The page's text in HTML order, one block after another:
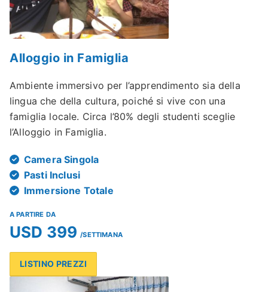
Alloggio in Famiglia
Ambiente immersivo per l’apprendimento sia della
lingua che della cultura, poiché si vive con una
famiglia locale. Circa l’80% degli studenti sceglie
l’Alloggio in Famiglia.
Camera Singola
Pasti Inclusi
Immersione Totale
A PARTIRE DA
USD 399 /SETTIMANA
LISTINO PREZZI